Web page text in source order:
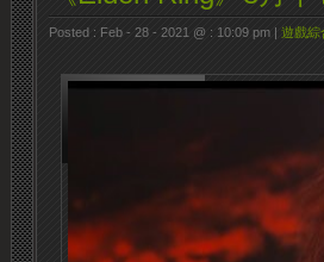
Posted : Feb - 28 - 2021 @ : 10:09 pm | 遊戲綜